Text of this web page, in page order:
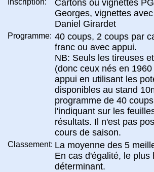
Cartons ou vignettes
Georges, vignettes
Daniel Girardet
Programme: 40 coups, 2 coups par
franc ou avec appui.
NB: Seuls les tireuses
(donc ceux nés en
appui en utilisant les
disponibles au stand
programme de 40
l'indiquant sur les
résultats. Il n'est pas
cours de saison.
Classement: La moyenne des 5
En cas d'égalité, le
déterminant.